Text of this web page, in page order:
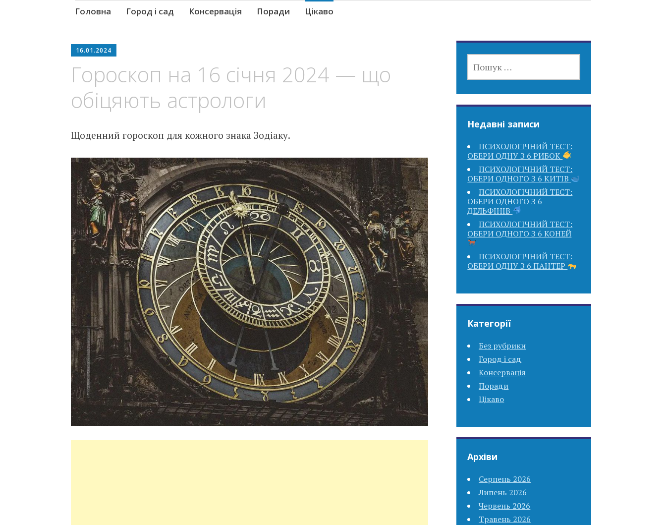
Skip
Головна Город і сад Консервація Поради Цікаво
16.01.2024
Гороскоп на 16 січня 2024 — що
обіцяють астрологи
Щоденний гороскоп для кожного знака Зодіаку.
Недавні записи
ПСИХОЛОГІЧНИЙ ТЕСТ:
ОБЕРИ ОДНУ З 6 РИБОК
ПСИХОЛОГІЧНИЙ ТЕСТ:
ОБЕРИ ОДНОГО З 6 КИТІВ
ПСИХОЛОГІЧНИЙ ТЕСТ:
ОБЕРИ ОДНОГО З 6
ДЕЛЬФІНІВ
ПСИХОЛОГІЧНИЙ ТЕСТ:
ОБЕРИ ОДНОГО З 6 КОНЕЙ
ПСИХОЛОГІЧНИЙ ТЕСТ:
ОБЕРИ ОДНУ З 6 ПАНТЕР
Категорії
Без рубрики
Город і сад
Консервація
Поради
Цікаво
Архіви
Серпень 2026
Липень 2026
Червень 2026
Травень 2026